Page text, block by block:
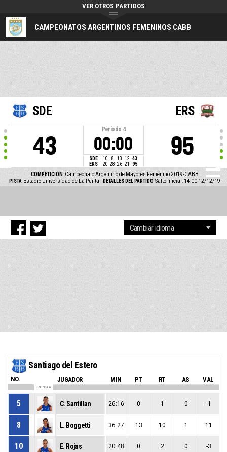
CAMPEONATOS ARGENTINOS FEMENINOS CABB
VER OTROS PARTIDOS
SDE
43
Periodo 4
00:00
SDE 10 8 13 12 43
ERS
20 28 26 21 95
ERS
95
COMPETICIÓN
Campeonato Argentino de Mayores Femenino 2019-CABB
PISTA Estadio Universidad de La Punta DETALLES DEL PARTIDO Salto inicial: 14:00 12/12/19
Santiago del Estero
NO. JUGADOR MIN PT RT AS VAL
EN PISTA
5 C. Santillan 26:16 0 1 0 -1
8 L. Boggetti 36:27 13 10 1 11
10 E. Rojas 20:48 0 2 0 -3